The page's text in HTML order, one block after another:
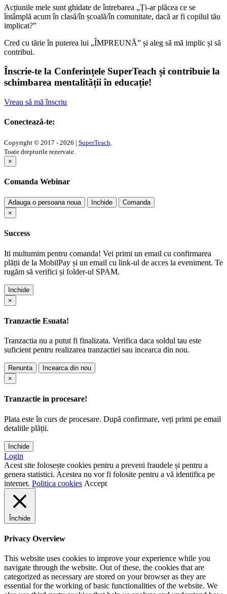
Acțiunile mele sunt ghidate de întrebarea „Ți-ar plăcea ce se
întâmplă acum în clasă/în școală/în comunitate, dacă ar fi copilul tău
implicat?”
Cred cu tărie în puterea lui „ÎMPREUNĂ” și aleg să mă implic și să
contribui.
Înscrie-te la Conferințele SuperTeach și contribuie la
schimbarea mentalității în educație!
Vreau să mă înscriu
Conectează-te:
Copyright © 2017 - 2026 | SuperTeach
Toate drepturile rezervate.
×
Comanda Webinar
Adauga o persoana noua Inchide
Comanda
×
Success
Iti multumim pentru comanda! Vei primi un email cu confirmarea
plății de la MobilPay și un email cu link-ul de acces la eveniment. Te
rugăm să verifici și folder-ul SPAM.
Inchide
×
Tranzactie Esuata!
Tranzactia nu a putut fi finalizata. Verifica daca soldul tau este
suficient pentru realizarea tranzactiei sau incearca din nou.
Renunta
Incearca din nou
×
Tranzactie in procesare!
Plata este în curs de procesare. După confirmare, veți primi pe email
detaliile plății.
Inchide
Login
Acest site folosește cookies pentru a preveni fraudele și pentru a
genera statistici. Acestea nu vor fi folosite pentru a vă identifica pe
internet. Politica cookies Accept
Închide
Privacy Overview
This website uses cookies to improve your experience while you
navigate through the website. Out of these, the cookies that are
categorized as necessary are stored on your browser as they are
essential for the working of basic functionalities of the website. We